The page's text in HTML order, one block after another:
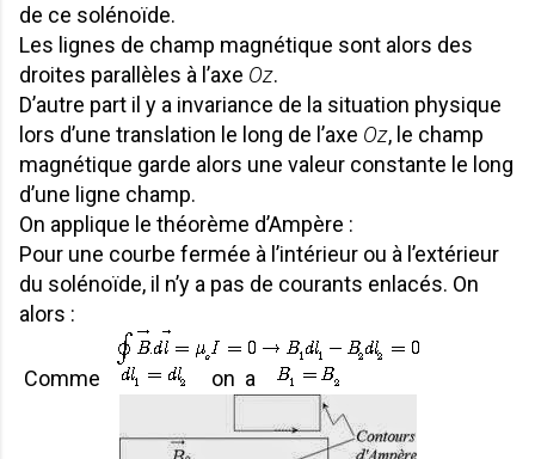
de ce solénoïde.
Les lignes de champ magnétique sont alors des
droites parallèles à l’axe Oz.
D’autre part il y a invariance de la situation physique
lors d’une translation le long de l’axe Oz, le champ
magnétique garde alors une valeur constante le long
d’une ligne champ.
On applique le théorème d’Ampère :
Pour une courbe fermée à l’intérieur ou à l’extérieur
du solénoïde, il n’y a pas de courants enlacés. On
alors :
Comme on a